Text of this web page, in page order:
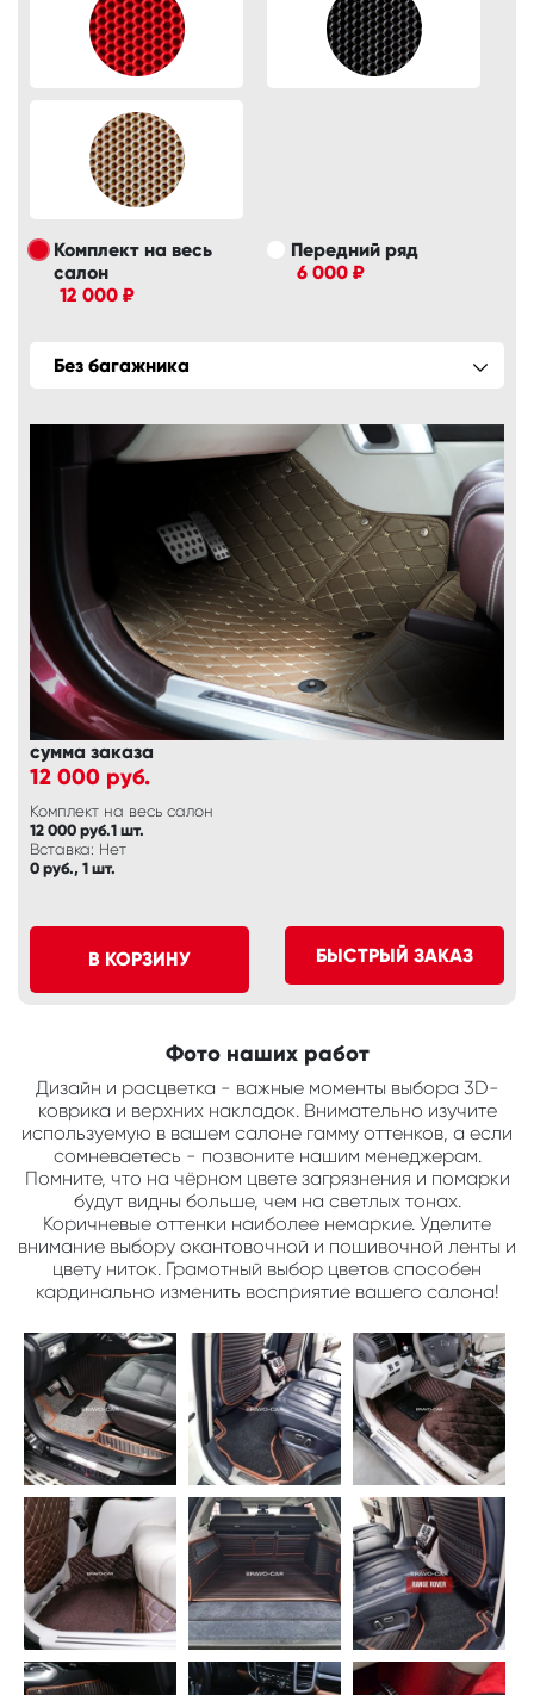
Комплект на весь
салон
12 000 ₽
Передний ряд
6 000 ₽
Без багажника
сумма заказа
12 000 руб.
Комплект на весь салон
12 000 руб.1 шт.
Вставка: Нет
0 руб., 1 шт.
В КОРЗИНУ БЫСТРЫЙ ЗАКАЗ
Фото наших работ
Дизайн и расцветка - важные моменты выбора 3D-
коврика и верхних накладок. Внимательно изучите
используемую в вашем салоне гамму оттенков, а если
сомневаетесь - позвоните нашим менеджерам.
Помните, что на чёрном цвете загрязнения и помарки
будут видны больше, чем на светлых тонах.
Коричневые оттенки наиболее немаркие. Уделите
внимание выбору окантовочной и пошивочной ленты и
цвету ниток. Грамотный выбор цветов способен
кардинально изменить восприятие вашего салона!